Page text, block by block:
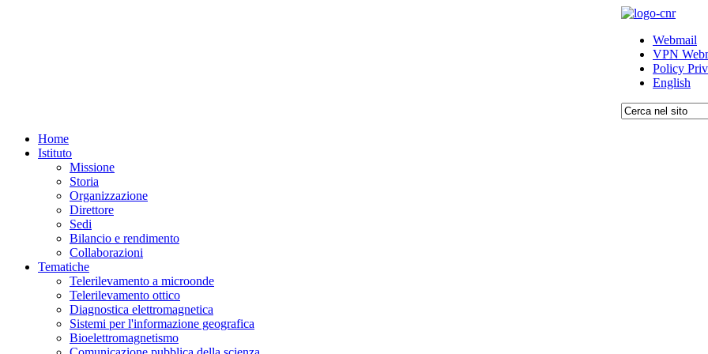
Webmail
VPN
Policy
English
Home
Istituto
Missione
Storia
Organizzazione
Direttore
Sedi
Bilancio e rendimento
Collaborazioni
Tematiche
Telerilevamento a microonde
Telerilevamento ottico
Diagnostica elettromagnetica
Sistemi per l'informazione geografica
Bioelettromagnetismo